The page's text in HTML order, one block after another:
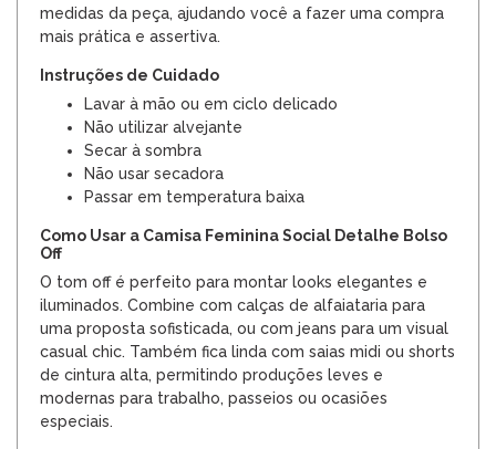
medidas da peça, ajudando você a fazer uma compra
mais prática e assertiva.
Instruções de Cuidado
Lavar à mão ou em ciclo delicado
Não utilizar alvejante
Secar à sombra
Não usar secadora
Passar em temperatura baixa
Como Usar a Camisa Feminina Social Detalhe Bolso
Off
O tom off é perfeito para montar looks elegantes e
iluminados. Combine com calças de alfaiataria para
uma proposta sofisticada, ou com jeans para um visual
casual chic. Também fica linda com saias midi ou shorts
de cintura alta, permitindo produções leves e
modernas para trabalho, passeios ou ocasiões
especiais.